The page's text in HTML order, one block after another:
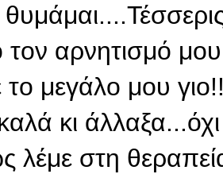
αρνητισμό
μεγάλο μου
κι
λέμε στη